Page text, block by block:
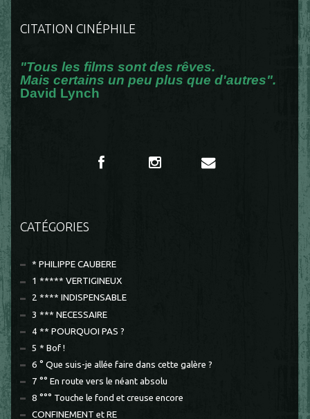
CITATION CINÉPHILE
"Tous les films sont des rêves.
Mais certains un peu plus que d'autres".
David Lynch
CATÉGORIES
* PHILIPPE CAUBERE
1 ***** VERTIGINEUX
2 **** INDISPENSABLE
3 *** NECESSAIRE
4 ** POURQUOI PAS ?
5 * Bof !
6 ° Que suis-je allée faire dans cette galère ?
7 °° En route vers le néant absolu
8 °°° Touche le fond et creuse encore
CONFINEMENT et RE